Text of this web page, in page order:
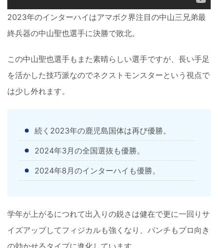
2023年のインターハイはアマボク界注目の中山三兄弟最
終兵器の中山聖也選手に決勝で敗北。
この中山聖也選手もまた素晴らしい選手ですが、長い手足
を活かした技巧派なのでネクストモンスターという視点で
は少し外れます。
続く2023年の鹿児島国体は再び優勝。
2024年3月の全国選抜も優勝。
2024年8月のインターハイも優勝。
学年が上がるにつれて出入りの鋭さは健在で更に一回りサ
イズアップしてフィジカルも強くなり、パンチもプロ向き
の効かせるタイプに進化しています。